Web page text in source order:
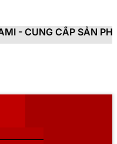
PHẨM CHÍNH